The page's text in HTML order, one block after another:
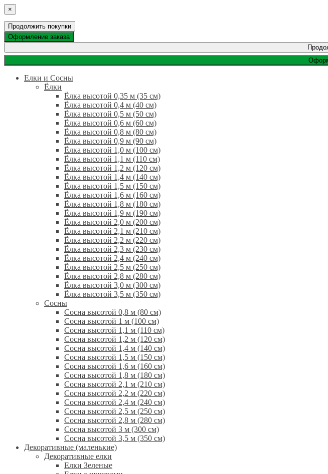
×
Продолжить покупки
Оформление заказа
Елки и Сосны
Ёлки
Ёлка высотой 0,35 м (35 см)
Ёлка высотой 0,4 м (40 см)
Ёлка высотой 0,5 м (50 см)
Ёлка высотой 0,6 м (60 см)
Ёлка высотой 0,8 м (80 см)
Ёлка высотой 0,9 м (90 см)
Ёлка высотой 1,0 м (100 см)
Ёлка высотой 1,1 м (110 см)
Ёлка высотой 1,2 м (120 см)
Ёлка высотой 1,4 м (140 см)
Ёлка высотой 1,5 м (150 см)
Ёлка высотой 1,6 м (160 см)
Ёлка высотой 1,8 м (180 см)
Ёлка высотой 1,9 м (190 см)
Ёлка высотой 2,0 м (200 см)
Ёлка высотой 2,1 м (210 см)
Ёлка высотой 2,2 м (220 см)
Ёлка высотой 2,3 м (230 см)
Ёлка высотой 2,4 м (240 см)
Ёлка высотой 2,5 м (250 см)
Ёлка высотой 2,8 м (280 см)
Ёлка высотой 3,0 м (300 см)
Ёлка высотой 3,5 м (350 см)
Сосны
Сосна высотой 0,8 м (80 см)
Сосна высотой 1 м (100 см)
Сосна высотой 1,1 м (110 см)
Сосна высотой 1,2 м (120 см)
Сосна высотой 1,4 м (140 см)
Сосна высотой 1,5 м (150 см)
Сосна высотой 1,6 м (160 см)
Сосна высотой 1,8 м (180 см)
Сосна высотой 2,1 м (210 см)
Сосна высотой 2,2 м (220 см)
Сосна высотой 2,4 м (240 см)
Сосна высотой 2,5 м (250 см)
Сосна высотой 2,8 м (280 см)
Сосна высотой 3 м (300 см)
Сосна высотой 3,5 м (350 см)
Декоративные (маленькие)
Декоративные елки
Елки Зеленые